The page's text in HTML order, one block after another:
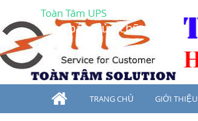
Toàn Tâm UPS
Mua bán, sửa chữa UPS
TRANG CHỦ GIỚI THIỆU